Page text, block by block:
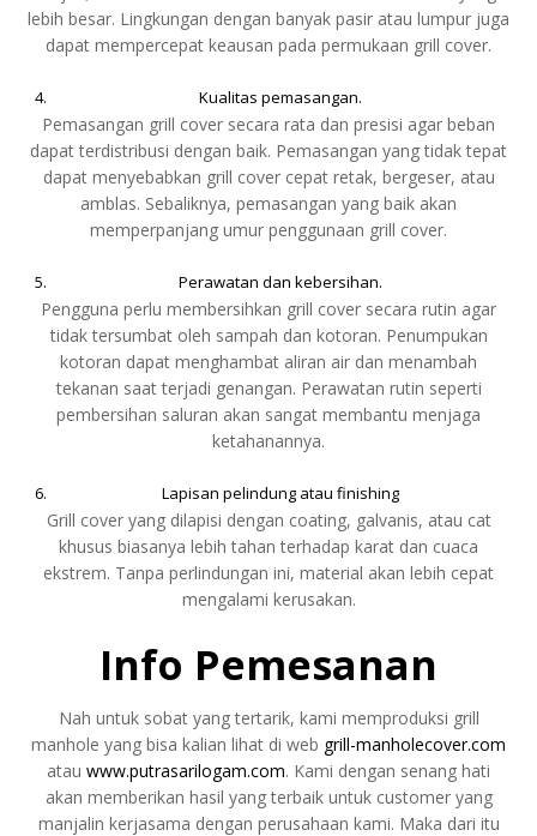
lebih besar. Lingkungan dengan banyak pasir atau lumpur juga
dapat mempercepat keausan pada permukaan grill cover.
Kualitas pemasangan.
Pemasangan grill cover secara rata dan presisi agar beban
dapat terdistribusi dengan baik. Pemasangan yang tidak tepat
dapat menyebabkan grill cover cepat retak, bergeser, atau
amblas. Sebaliknya, pemasangan yang baik akan
memperpanjang umur penggunaan grill cover.
Perawatan dan kebersihan.
Pengguna perlu membersihkan grill cover secara rutin agar
tidak tersumbat oleh sampah dan kotoran. Penumpukan
kotoran dapat menghambat aliran air dan menambah
tekanan saat terjadi genangan. Perawatan rutin seperti
pembersihan saluran akan sangat membantu menjaga
ketahanannya.
Lapisan pelindung atau finishing
Grill cover yang dilapisi dengan coating, galvanis, atau cat
khusus biasanya lebih tahan terhadap karat dan cuaca
ekstrem. Tanpa perlindungan ini, material akan lebih cepat
mengalami kerusakan.
Info Pemesanan
Nah untuk sobat yang tertarik, kami memproduksi grill
manhole yang bisa kalian lihat di web grill-manholecover.com
atau www.putrasarilogam.com. Kami dengan senang hati
akan memberikan hasil yang terbaik untuk customer yang
manjalin kerjasama dengan perusahaan kami. Maka dari itu